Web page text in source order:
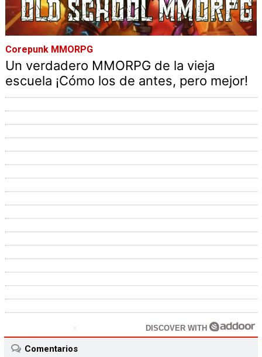
Corepunk MMORPG
Un verdadero MMORPG de la vieja
escuela ¡Cómo los de antes, pero mejor!
DISCOVER WITH
Comentarios